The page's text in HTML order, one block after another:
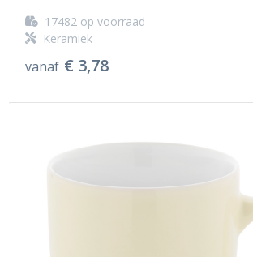
17482op voorraad
Keramiek
vanaf € 3,78